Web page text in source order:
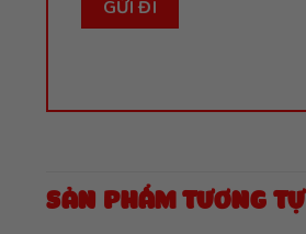
SẢN PHẨM TƯƠNG TỰ